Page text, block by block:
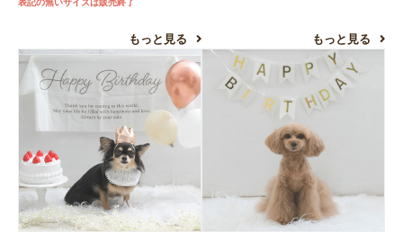
表記の無いサイズは販売終了
もっと見る もっと見る